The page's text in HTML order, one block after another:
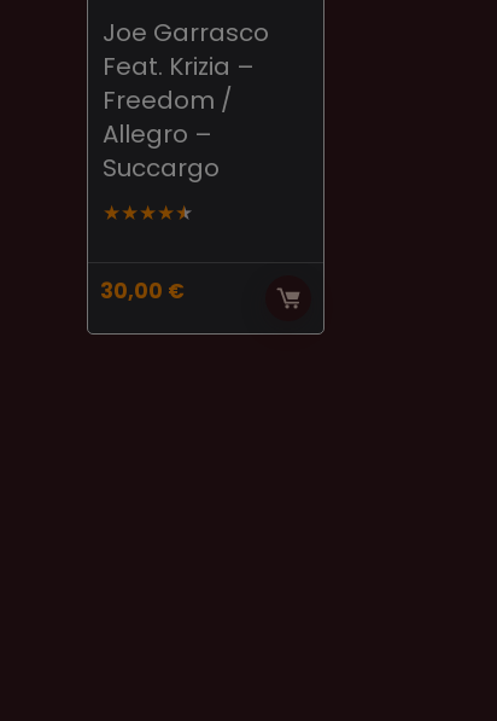
Joe Garrasco
Feat. Krizia –
Freedom /
Allegro –
Succargo
★★★★★
30,00 €